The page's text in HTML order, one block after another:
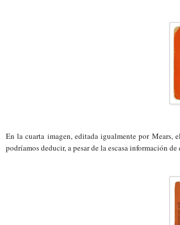
En la cuarta imagen, editada igualmente por Mears,
podríamos deducir, a pesar de la escasa información